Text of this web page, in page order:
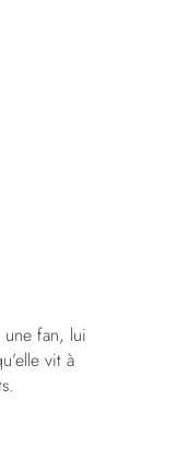
une fan, lui
vit à